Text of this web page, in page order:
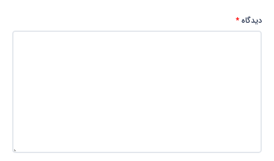
دیدگاه*